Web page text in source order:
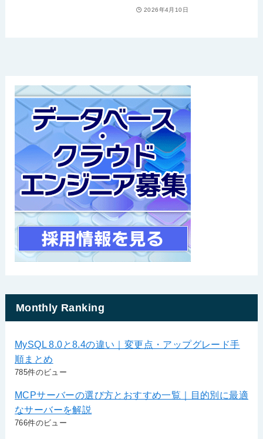
2026年4月10日
Monthly Ranking
MySQL 8.0と8.4の違い｜変更点・アップグレード手
順まとめ
785件のビュー
MCPサーバーの選び方とおすすめ一覧｜目的別に最適
なサーバーを解説
766件のビュー